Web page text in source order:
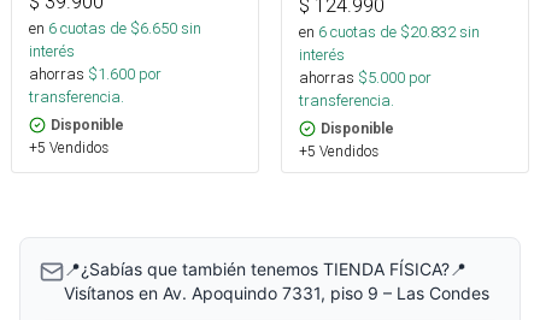
en 6cuotas de $6.650sin
interés
ahorras $1.600 por
transferencia.
Disponible
+5 Vendidos
$ 124.990
en 6cuotas de $20.832sin
interés
ahorras $5.000 por
transferencia.
Disponible
+5 Vendidos
📍¿Sabías que también tenemos TIENDA FÍSICA?📍
Visítanos en Av. Apoquindo 7331, piso 9 – Las Condes